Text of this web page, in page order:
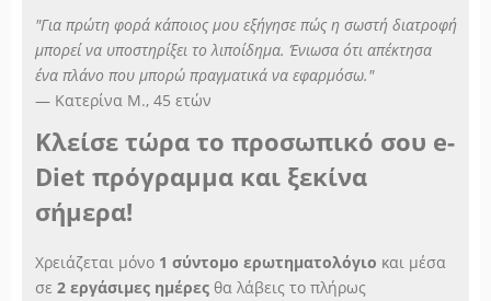
"Για πρώτη φορά κάποιος μου εξήγησε πώς η σωστή διατροφή
μπορεί να υποστηρίξει το λιποίδημα. Ένιωσα ότι απέκτησα
ένα πλάνο που μπορώ πραγματικά να εφαρμόσω."
— Κατερίνα Μ., 45 ετών
Κλείσε τώρα το προσωπικό σου e-
Diet πρόγραμμα και ξεκίνα
σήμερα!
Χρειάζεται μόνο 1 σύντομο ερωτηματολόγιο και μέσα
σε 2 εργάσιμες ημέρες θα λάβεις το πλήρως